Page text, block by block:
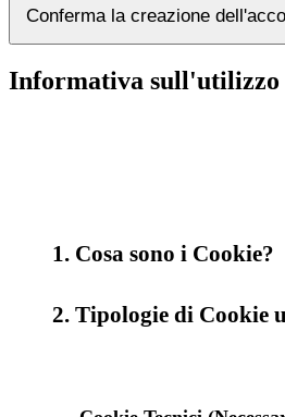
Conferma la creazione
Informativa sull'utilizzo
1. Cosa sono i Cookie?
2. Tipologie di Cookie